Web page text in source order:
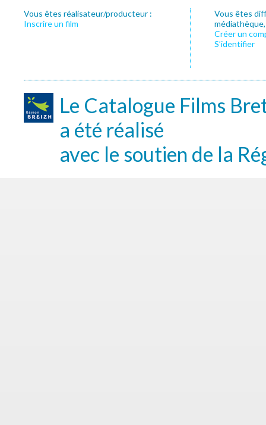
Vous êtes réalisateur/producteur :
Inscrire un film
Vous êtes
Créer un
S’identifier
Le Catalogue Films
a été réalisé
avec le soutien de la